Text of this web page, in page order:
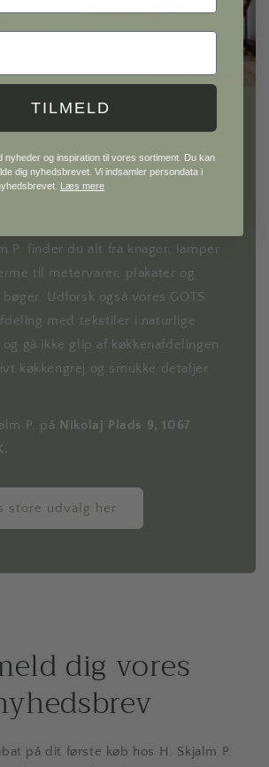
P.
i vores univers af møbler og
P. finder du alt fra knager, lamper
til metervarer, plakater og
Udforsk også vores GOTS
med tekstiler i naturlige
gå ikke glip af køkkenafdelingen
køkkengrej og smukke detaljer
P. på Nikolaj Plads 9, 1067
store udvalg her
dig vores
på dit første køb hos H. Skjalm P.
TILMELD
nyheder og inspiration til vores sortiment. Du kan
dig nyhedsbrevet. Vi indsamler persondata i
Læs mere